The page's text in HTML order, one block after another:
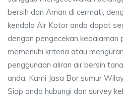
bersih dan Aman di cermati,
kendala Air Kotor anda dapat
dengan pengecekan kedalaman
memenuhi kriteria atau
penggunaan aliran air bersih
anda. Kami Jasa Bor sumur
Siap anda hubungi dan survey